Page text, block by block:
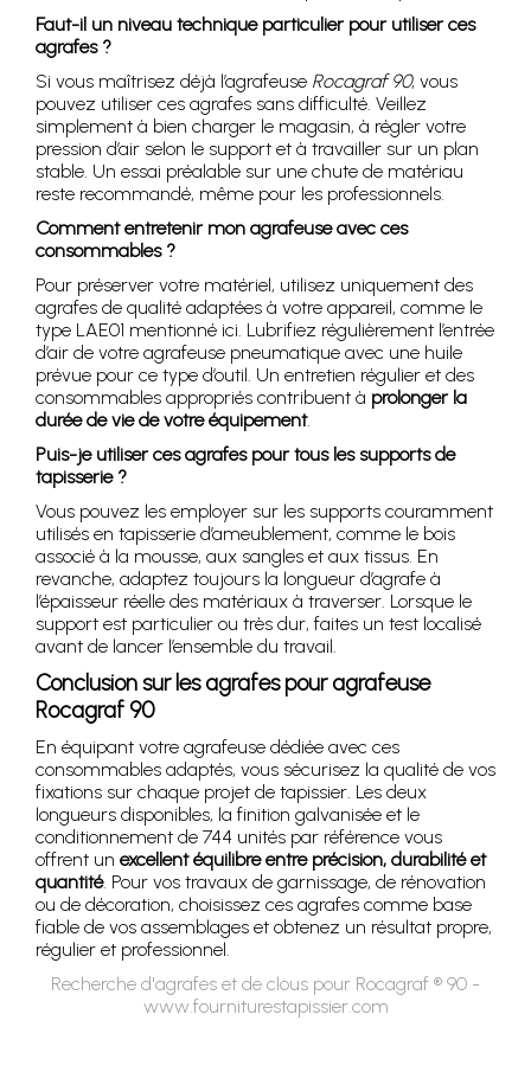
Faut-il un niveau technique particulier pour utiliser ces
agrafes ?
Si vous maîtrisez déjà l’agrafeuse Rocagraf 90, vous
pouvez utiliser ces agrafes sans difficulté. Veillez
simplement à bien charger le magasin, à régler votre
pression d’air selon le support et à travailler sur un plan
stable. Un essai préalable sur une chute de matériau
reste recommandé, même pour les professionnels.
Comment entretenir mon agrafeuse avec ces
consommables ?
Pour préserver votre matériel, utilisez uniquement des
agrafes de qualité adaptées à votre appareil, comme le
type LAE01 mentionné ici. Lubrifiez régulièrement l’entrée
d’air de votre agrafeuse pneumatique avec une huile
prévue pour ce type d’outil. Un entretien régulier et des
consommables appropriés contribuent à prolonger la
durée de vie de votre équipement.
Puis-je utiliser ces agrafes pour tous les supports de
tapisserie ?
Vous pouvez les employer sur les supports couramment
utilisés en tapisserie d’ameublement, comme le bois
associé à la mousse, aux sangles et aux tissus. En
revanche, adaptez toujours la longueur d’agrafe à
l’épaisseur réelle des matériaux à traverser. Lorsque le
support est particulier ou très dur, faites un test localisé
avant de lancer l’ensemble du travail.
Conclusion sur les agrafes pour agrafeuse
Rocagraf 90
En équipant votre agrafeuse dédiée avec ces
consommables adaptés, vous sécurisez la qualité de vos
fixations sur chaque projet de tapissier. Les deux
longueurs disponibles, la finition galvanisée et le
conditionnement de 744 unités par référence vous
offrent un excellent équilibre entre précision, durabilité et
quantité. Pour vos travaux de garnissage, de rénovation
ou de décoration, choisissez ces agrafes comme base
fiable de vos assemblages et obtenez un résultat propre,
régulier et professionnel.
Recherche d'agrafes et de clous pour Rocagraf ® 90 -
www.fourniturestapissier.com